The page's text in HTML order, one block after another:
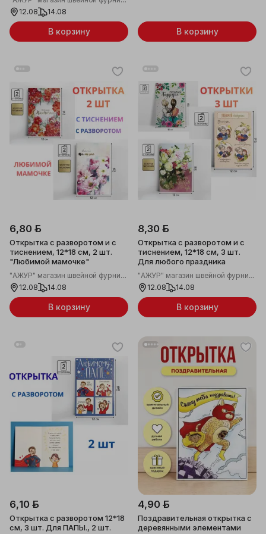
12.08
14.08
В корзину В корзину
6,80 ƃ
Открытка с разворотом и с
тиснением, 12*18 см, 2 шт.
"Любимой мамочке"
"АЖУР" магазин швейной фурнитуры
12.08
14.08
В корзину
8,30 ƃ
Открытка с разворотом и с
тиснением, 12*18 см, 3 шт.
Для любого праздника
"АЖУР" магазин швейной фурнитуры
12.08
14.08
В корзину
6,10 ƃ
Открытка с разворотом 12*18
см, 3 шт. Для ПАПЫ., 2 шт.
4,90 ƃ
Поздравительная открытка с
деревянными элементами